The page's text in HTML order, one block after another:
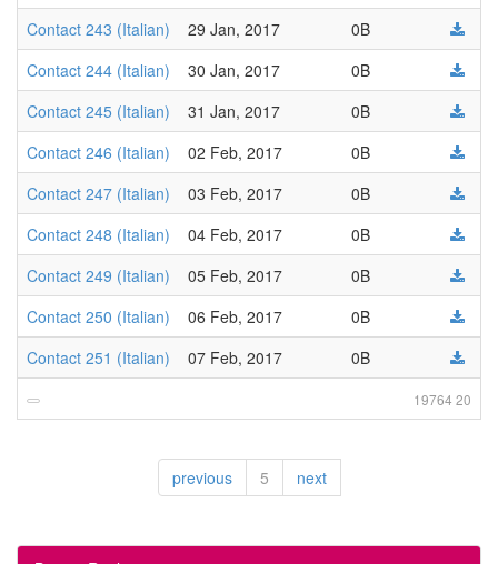
Contact 243 (Italian)
29 Jan, 2017
0B
Contact 244 (Italian)
30 Jan, 2017
0B
Contact 245 (Italian)
31 Jan, 2017
0B
Contact 246 (Italian)
02 Feb, 2017
0B
Contact 247 (Italian)
03 Feb, 2017
0B
Contact 248 (Italian)
04 Feb, 2017
0B
Contact 249 (Italian)
05 Feb, 2017
0B
Contact 250 (Italian)
06 Feb, 2017
0B
Contact 251 (Italian)
07 Feb, 2017 0B
19764 20
previous 5 next